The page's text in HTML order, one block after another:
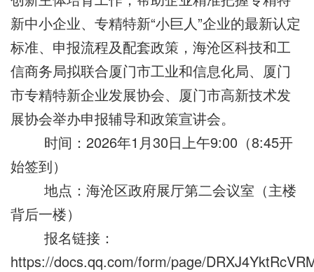
新中小企业、专精特新“小巨人”企业的最新认定
标准、申报流程及配套政策， 海沧区科技和工
信商务局拟联合厦门市工业和信息化局、厦门
市专精特新企业发展协会、厦门市高新技术发
展协会举办申报辅导和政策宣讲会。
时间：2026年1月30日上午9:00（8:45开
始签到）
地点：海沧区政府展厅第二会议室（主楼
背后一楼）
报名链接：
https://docs.qq.com/form/page/